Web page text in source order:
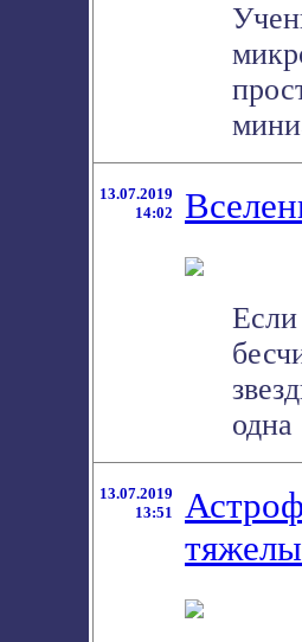
13.07.2019
14:02
Если
13.07.2019
13:51